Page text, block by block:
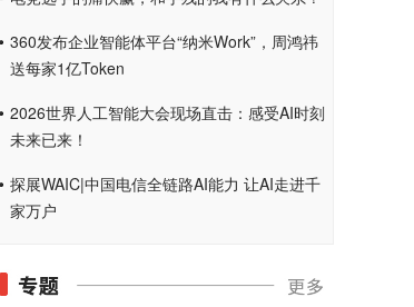
360发布企业智能体平台“纳米Work”，周鸿祎
送每家1亿Token
2026世界人工智能大会现场直击：感受AI时刻
未来已来！
探展WAIC|中国电信全链路AI能力 让AI走进千
家万户